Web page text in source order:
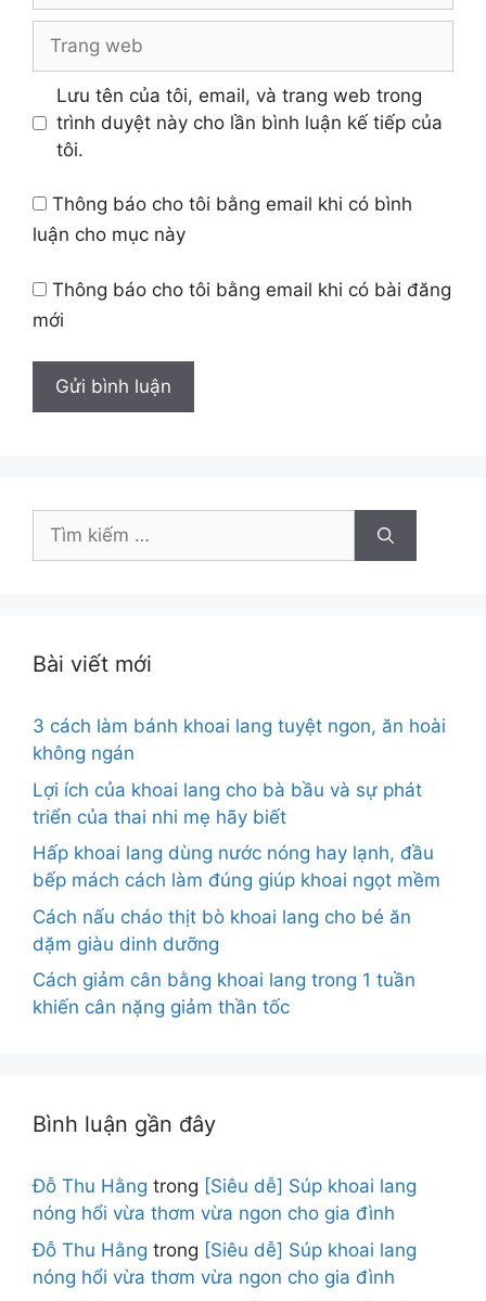
web
Lưu tên của tôi, email, và trang web trong
trình duyệt này cho lần bình luận kế tiếp của
tôi.
Thông báo cho tôi bằng email khi có bình
luận cho mục này
Thông báo cho tôi bằng email khi có bài đăng
mới
Tìm
Bài viết mới
3 cách làm bánh khoai lang tuyệt ngon, ăn hoài
không ngán
Lợi ích của khoai lang cho bà bầu và sự phát
triển của thai nhi mẹ hãy biết
Hấp khoai lang dùng nước nóng hay lạnh, đầu
bếp mách cách làm đúng giúp khoai ngọt mềm
Cách nấu cháo thịt bò khoai lang cho bé ăn
dặm giàu dinh dưỡng
Cách giảm cân bằng khoai lang trong 1 tuần
khiến cân nặng giảm thần tốc
Bình luận gần đây
Đỗ Thu Hằng trong [Siêu dễ] Súp khoai lang
nóng hổi vừa thơm vừa ngon cho gia đình
Đỗ Thu Hằng trong [Siêu dễ] Súp khoai lang
nóng hổi vừa thơm vừa ngon cho gia đình